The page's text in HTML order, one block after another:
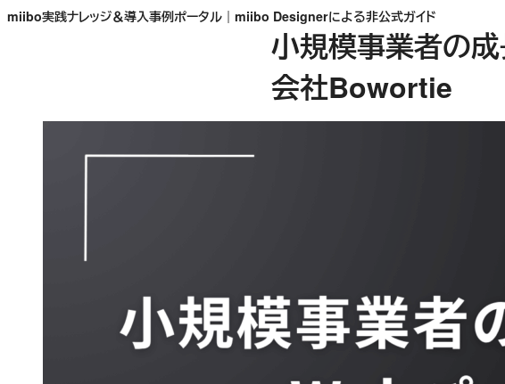
内
miibo実践ナレッジ＆導入事例ポータル｜miibo Designerによる非公式ガイド
小規模事業者の
会社Bowortie